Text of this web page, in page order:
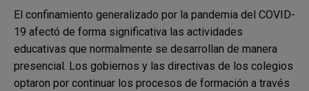
El confinamiento generalizado por la pandemia del COVID-
19 afectó de forma significativa las actividades
educativas que normalmente se desarrollan de manera
presencial. Los gobiernos y las directivas de los colegios
optaron por continuar los procesos de formación a través